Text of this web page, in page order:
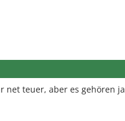
net teuer, aber es gehören ja